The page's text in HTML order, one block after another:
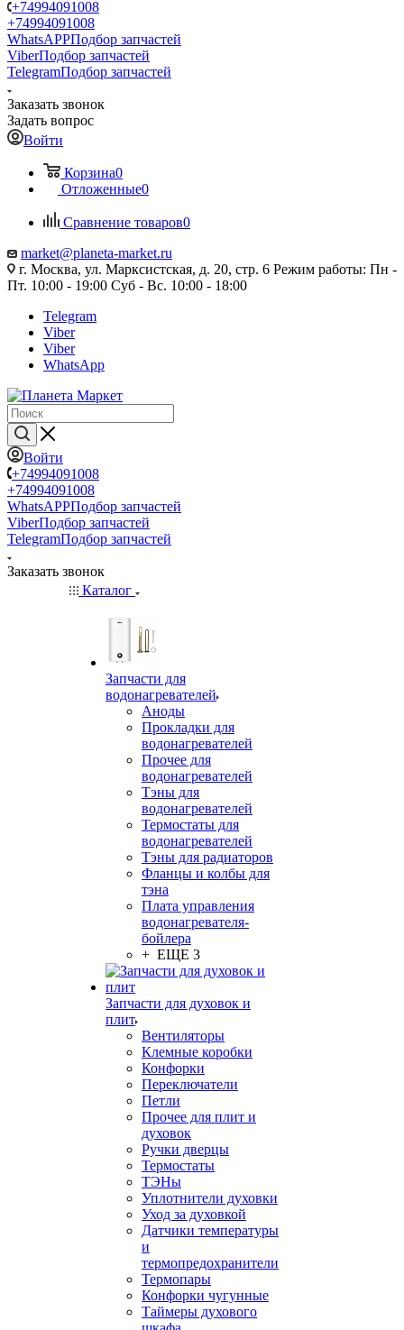
+74994091008
+74994091008
WhatsAPPПодбор запчастей
ViberПодбор запчастей
TelegramПодбор запчастей
Заказать звонок
Задать вопрос
Войти
Корзина0
Отложенные0
Сравнение товаров0
market@planeta-market.ru
г. Москва, ул. Марксистская, д. 20, стр. 6 Режим работы: Пн -
Пт. 10:00 - 19:00 Суб - Вс. 10:00 - 18:00
Telegram
Viber
Viber
WhatsApp
Войти
+74994091008
+74994091008
WhatsAPPПодбор запчастей
ViberПодбор запчастей
TelegramПодбор запчастей
Заказать звонок
Каталог
Запчасти для
водонагревателей
Аноды
Прокладки для
водонагревателей
Прочее для
водонагревателей
Тэны для
водонагревателей
Термостаты для
водонагревателей
Тэны для радиаторов
Фланцы и колбы для
тэна
Плата управления
водонагревателя-
бойлера
+ ЕЩЕ 3
Запчасти для духовок и
плит
Вентиляторы
Клемные коробки
Конфорки
Переключатели
Петли
Прочее для плит и
духовок
Ручки дверцы
Термостаты
ТЭНы
Уплотнители духовки
Уход за духовкой
Датчики температуры
и
термопредохранители
Термопары
Конфорки чугунные
Таймеры духового